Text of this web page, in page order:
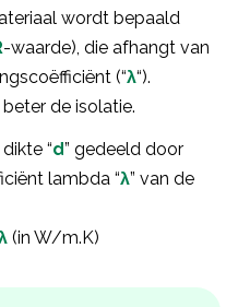
wordt bepaald
-waarde), die afhangt van
(“λ“).
de isolatie.
“d” gedeeld door
lambda “λ” van de
(in W/m.K)